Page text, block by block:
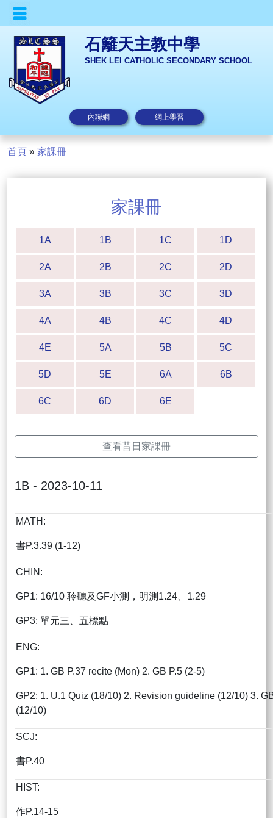
石籬天主教中學
SHEK LEI CATHOLIC SECONDARY SCHOOL
內聯網 網上學習
首頁 » 家課冊
家課冊
1A 1B 1C 1D
2A 2B 2C 2D
3A 3B 3C 3D
4A 4B 4C 4D
4E 5A 5B 5C
5D 5E 6A 6B
6C 6D 6E
查看昔日家課冊
1B - 2023-10-11
MATH:
書P.3.39 (1-12)
CHIN:
GP1: 16/10 聆聽及GF小測，明測1.24、1.29
GP3: 單元三、五標點
ENG:
GP1: 1. GB P.37 recite (Mon) 2. GB P.5 (2-5)
GP2: 1. U.1 Quiz (18/10) 2. Revision guideline (12/10) 3.
(12/10)
SCJ:
書P.40
HIST:
作P.14-15